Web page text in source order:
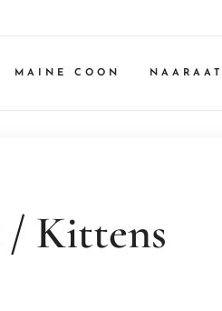
MAINE COON
/ Kittens